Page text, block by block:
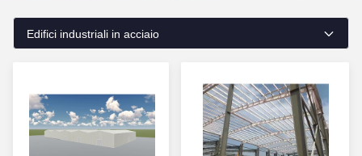
Edifici industriali in acciaio